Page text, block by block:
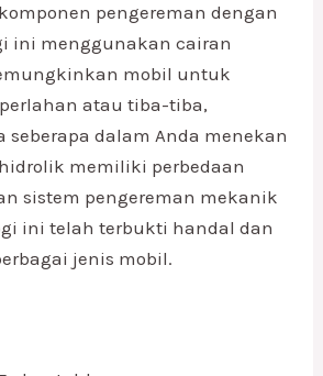
pengereman dengan
ini menggunakan cairan
mobil untuk
atau tiba-tiba,
seberapa dalam Anda menekan
memiliki perbedaan
sistem pengereman mekanik
ini telah terbukti handal dan
jenis mobil.